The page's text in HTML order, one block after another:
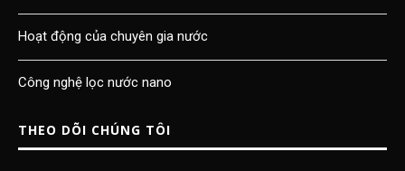
Hoạt động của chuyên gia nước
Công nghệ lọc nước nano
THEO DÕI CHÚNG TÔI